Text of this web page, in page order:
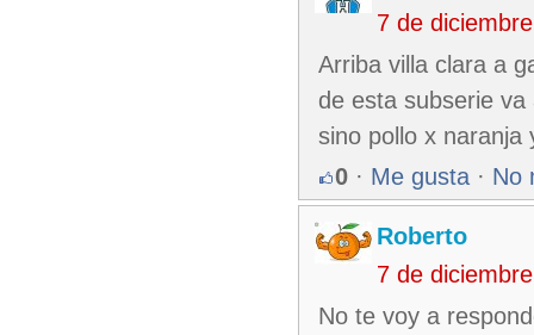
7 de
Arriba villa clara a
de esta subserie
sino pollo x naranja
0 · Me gusta · No
Roberto
7 de
No te voy a